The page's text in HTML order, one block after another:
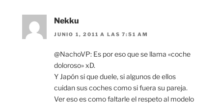
Nekku
JUNIO 1, 2011 A LAS 7:51 AM
@NachoVP: Es por eso que se llama «coche
doloroso» xD.
Y Japón si que duele, si algunos de ellos
cuidan sus coches como si fuera su pareja.
Ver eso es como faltarle el respeto al modelo